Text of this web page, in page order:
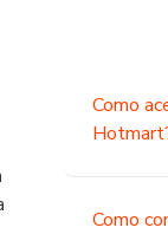
Como
Como